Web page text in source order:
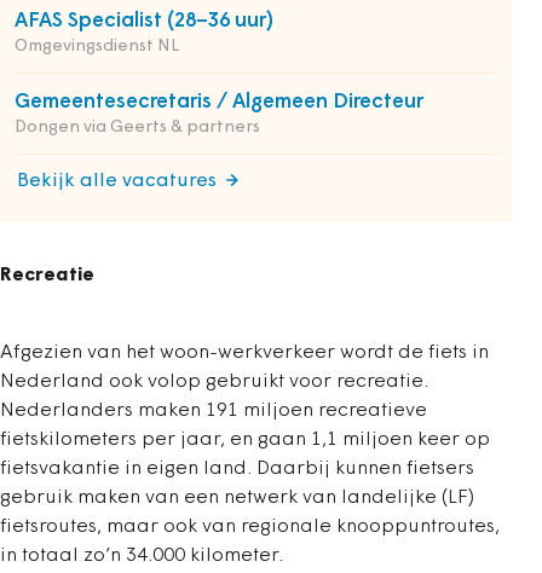
AFAS Specialist (28–36 uur)
Omgevingsdienst NL
Gemeentesecretaris / Algemeen Directeur
Dongen via Geerts & partners
Bekijk alle vacatures
Recreatie
Afgezien van het woon-werkverkeer wordt de fiets in
Nederland ook volop gebruikt voor recreatie.
Nederlanders maken 191 miljoen recreatieve
fietskilometers per jaar, en gaan 1,1 miljoen keer op
fietsvakantie in eigen land. Daarbij kunnen fietsers
gebruik maken van een netwerk van landelijke (LF)
fietsroutes, maar ook van regionale knooppuntroutes,
in totaal zo’n 34.000 kilometer.